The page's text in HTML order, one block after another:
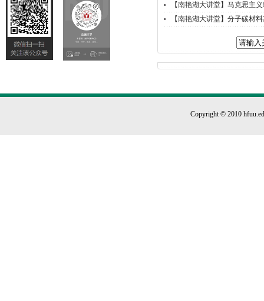
【南艳湖大讲堂】马克思主
【南艳湖大讲堂】分子碳材
Copyright © 2010